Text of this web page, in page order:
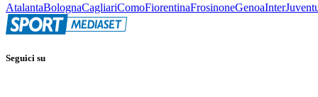
AtalantaBolognaCagliariComoFiorentinaFrosinoneGenoaInter
Seguici su